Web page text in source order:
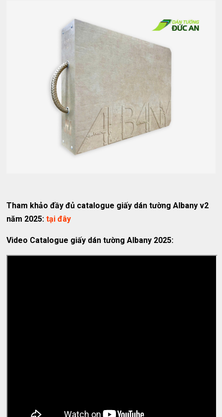
Tham khảo đầy đủ catalogue giấy dán tường Albany v2
năm 2025:tại đây
Video Catalogue giấy dán tường Albany 2025: